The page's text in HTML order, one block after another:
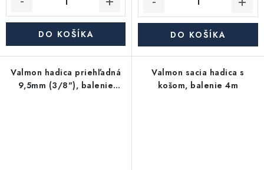
DO KOŠÍKA DO KOŠÍKA
Valmon hadica priehľadná
9,5mm (3/8"), balenie
Valmon sacia hadica s
košom, balenie 4m